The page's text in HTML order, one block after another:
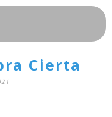
Cierta